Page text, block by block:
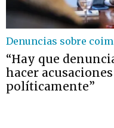
Denuncias sobre
“Hay que
hacer
políticamente”